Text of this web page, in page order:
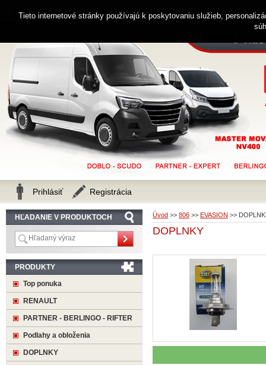
Úvod >> 806 >> EVASION >>
DOPLNKY
HĽADANIE V PRODUKTOCH
PRODUKTY
Top ponuka
RENAULT
PARTNER - BERLINGO - RIFTER
Podlahy a obloženia
DOPLNKY
Zákaznícka linka 0914 238 482
Prihlásiť Registrácia
Tieto internetové stránky používajú k poskytovaniu služieb,